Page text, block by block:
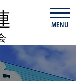
MENU